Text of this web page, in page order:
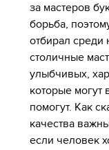
за мастеров
борьба,
отбирал среди
столичные
улыбчивых,
которые могут
помогут. Как
качества
если человек